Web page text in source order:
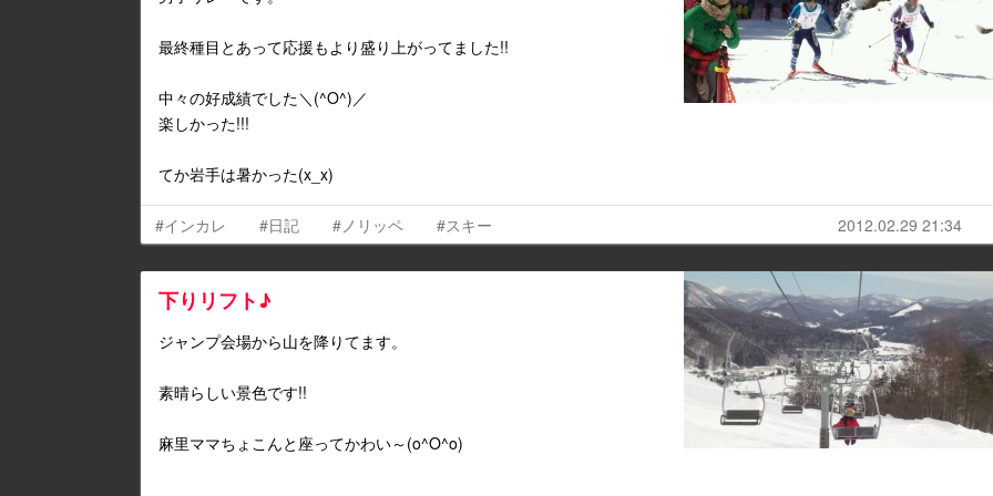
最終種目とあって応援もより盛り上がってました!!
中々の好成績でした＼(^O^)／
楽しかった!!!
てか岩手は暑かった(x_x)
#インカレ #日記 #ノリッペ #スキー 2012.02.29 21:34
下りリフト♪
ジャンプ会場から山を降りてます。
素晴らしい景色です!!
麻里ママちょこんと座ってかわい～(o^O^o)